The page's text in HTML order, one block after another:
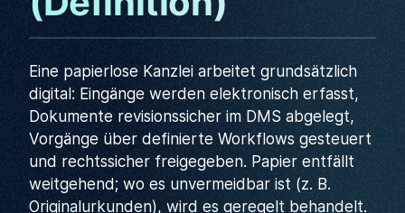
Eine papierlose Kanzlei arbeitet grundsätzlich
digital: Eingänge werden elektronisch erfasst,
Dokumente revisionssicher im DMS abgelegt,
Vorgänge über definierte Workflows gesteuert
und rechtssicher freigegeben. Papier entfällt
weitgehend; wo es unvermeidbar ist (z. B.
Originalurkunden), wird es geregelt behandelt.